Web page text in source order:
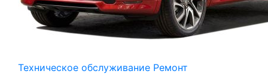
Техническое обслуживание Ремонт